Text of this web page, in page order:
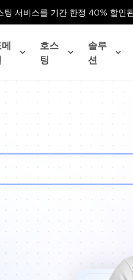
팅 서비스를 기간 한정 40% 할인
호스
팅
솔루
션